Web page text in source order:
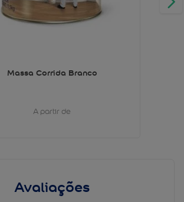
Massa Corrida Branco
A partir de
Avaliações